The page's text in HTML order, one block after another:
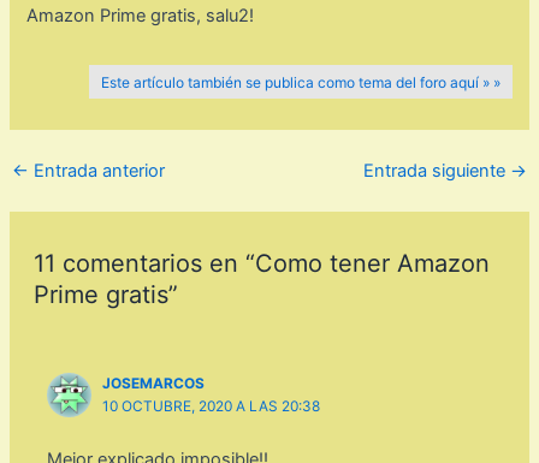
Amazon Prime gratis, salu2!
Este artículo también se publica como tema del foro aquí » »
← Entrada anterior Entrada siguiente →
11 comentarios en “Como tener Amazon
Prime gratis”
JOSEMARCOS
10 OCTUBRE, 2020 A LAS 20:38